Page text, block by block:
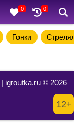
0 0
Гонки
| igroutka.ru © 2026
12+